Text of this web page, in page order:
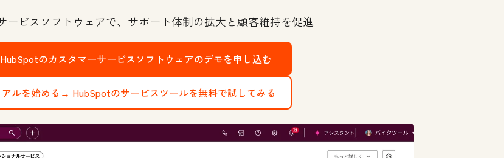
ービスソフトウェアで、サポート体制の拡大と顧客維持を促進
HubSpotのカスタマーサービスソフトウェアのデモを申し込む
アルを始める→ HubSpotのサービスツールを無料で試してみる